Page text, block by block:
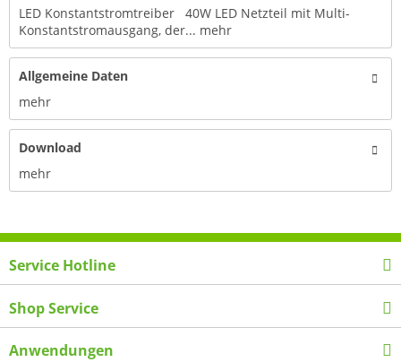
LED Konstantstromtreiber 40W LED Netzteil mit Multi-
Konstantstromausgang, der... mehr
Allgemeine Daten
mehr
Download
mehr
Service Hotline
Shop Service
Anwendungen